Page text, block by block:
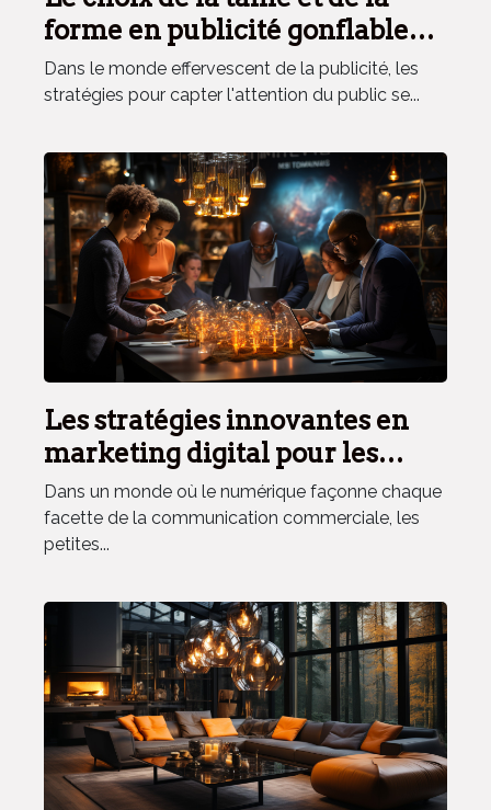
forme en publicité gonflable
pour un impact maximal
Dans le monde effervescent de la publicité, les
stratégies pour capter l'attention du public se...
Les stratégies innovantes en
marketing digital pour les
petites et moyennes
entreprises en 2023
Dans un monde où le numérique façonne chaque
facette de la communication commerciale, les
petites...